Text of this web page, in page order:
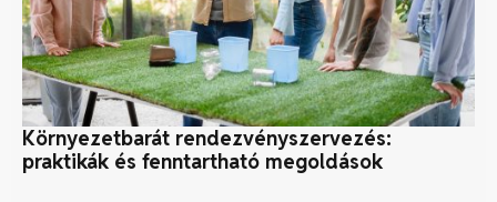
Környezetbarát rendezvényszervezés:
praktikák és fenntartható megoldások